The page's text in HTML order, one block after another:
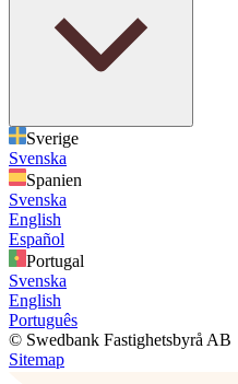
Sverige
Svenska
Spanien
Svenska
English
Español
Portugal
Svenska
English
Português
© Swedbank Fastighetsbyrå AB
Sitemap